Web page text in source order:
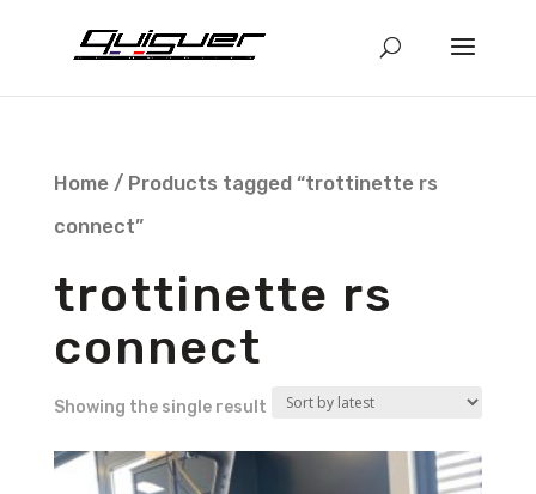
Home/ Products tagged “trottinette rs
connect”
trottinette rs
connect
Showing the single result